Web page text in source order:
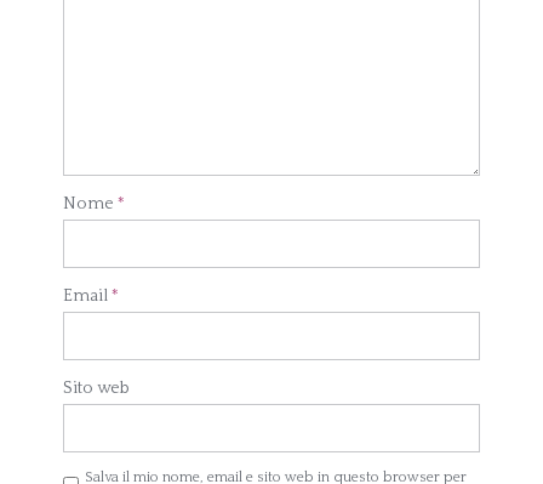
Nome *
Email*
Sito web
Salva il mio nome, email e sito web in questo browser per